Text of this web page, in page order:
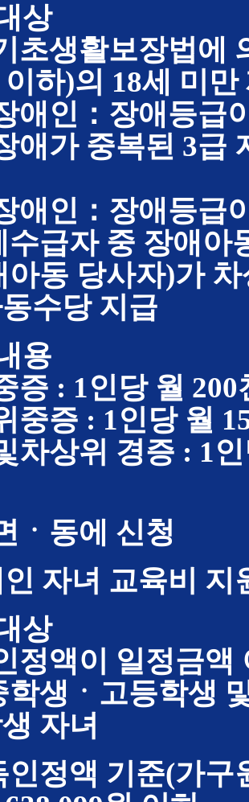
상
초생활보장법에
하)의 18세 미
애인：장애등급
애가 중복된 3급
애인：장애등급
급자 중 장애아
아동 당사자)가
수당 지급
용
증 : 1인당 월 200
중증 : 1인당 월
차상위 경증 : 1
ㆍ동에 신청
자녀 교육비 지
상
정액이 일정금액
학생ㆍ고등학생
자녀
정액 기준(가구